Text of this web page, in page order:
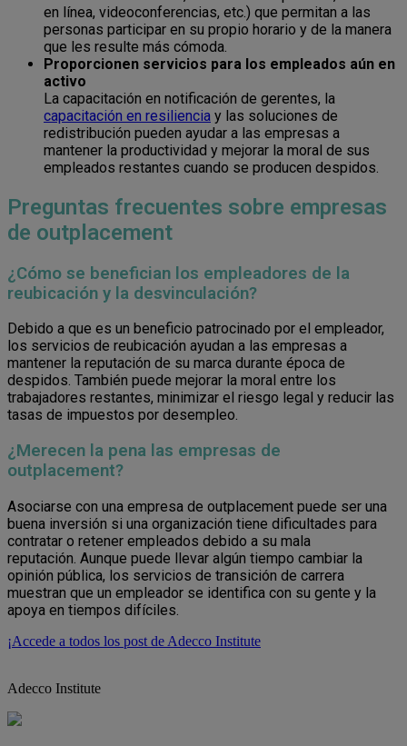
en línea, videoconferencias, etc.) que permitan a las
personas participar en su propio horario y de la manera
que les resulte más cómoda.
Proporcionen servicios para los empleados aún en
activo
La capacitación en notificación de gerentes, la
capacitación en resiliencia y las soluciones de
redistribución pueden ayudar a las empresas a
mantener la productividad y mejorar la moral de sus
empleados restantes cuando se producen despidos.
Preguntas frecuentes sobre empresas
de outplacement
¿Cómo se benefician los empleadores de la
reubicación y la desvinculación?
Debido a que es un beneficio patrocinado por el empleador,
los servicios de reubicación ayudan a las empresas a
mantener la reputación de su marca durante época de
despidos. También puede mejorar la moral entre los
trabajadores restantes, minimizar el riesgo legal y reducir las
tasas de impuestos por desempleo.
¿Merecen la pena las empresas de
outplacement?
Asociarse con una empresa de outplacement puede ser una
buena inversión si una organización tiene dificultades para
contratar o retener empleados debido a su mala
reputación. Aunque puede llevar algún tiempo cambiar la
opinión pública, los servicios de transición de carrera
muestran que un empleador se identifica con su gente y la
apoya en tiempos difíciles.
¡Accede a todos los post de Adecco Institute
Adecco Institute